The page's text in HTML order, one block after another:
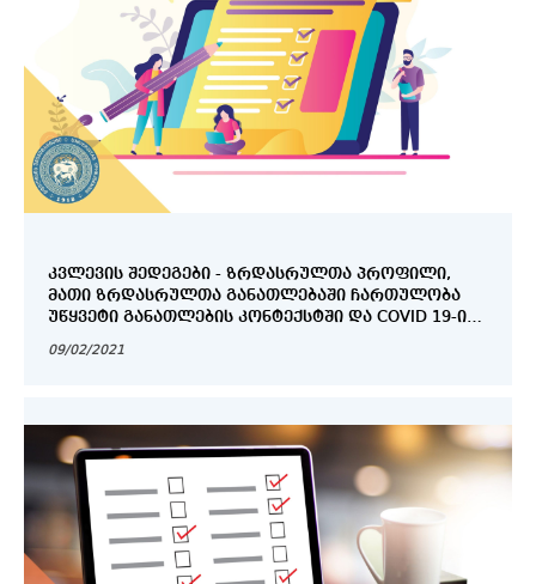
ᲙᲕᲚᲔᲕᲘᲡ ᲨᲔᲓᲔᲒᲔᲑᲘ - ᲖᲠᲓᲐᲡᲠᲣᲚᲗᲐ ᲞᲠᲝᲤᲘᲚᲘ,
ᲛᲐᲗᲘ ᲖᲠᲓᲐᲡᲠᲣᲚᲗᲐ ᲒᲐᲜᲐᲗᲚᲔᲑᲐᲨᲘ ᲩᲐᲠᲗᲣᲚᲝᲑᲐ
ᲣᲬᲧᲕᲔᲢᲘ ᲒᲐᲜᲐᲗᲚᲔᲑᲘᲡ ᲙᲝᲜᲢᲔᲥᲡᲢᲨᲘ ᲓᲐ COVID 19-ᲘᲡ
09/02/2021